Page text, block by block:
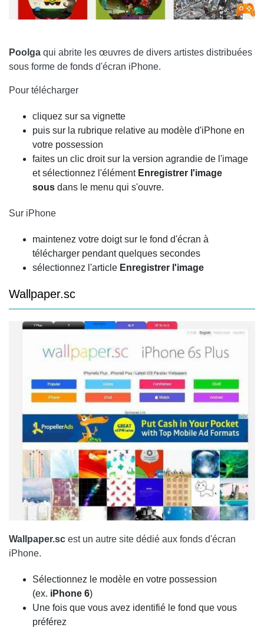
Poolga qui abrite les œuvres de divers artistes distribuées
sous forme de fonds d'écran iPhone.
Pour télécharger
cliquez sur sa vignette
puis sur la rubrique relative au modèle d'iPhone en
votre possession
faites un clic droit sur la version agrandie de l'image
et sélectionnez l'élément Enregistrer l'image
sous dans le menu qui s'ouvre.
Sur iPhone
maintenez votre doigt sur le fond d'écran à
télécharger pendant quelques secondes
sélectionnez l'article Enregistrer l'image
Wallpaper.sc
Wallpaper.sc est un autre site dédié aux fonds d'écran
iPhone.
Sélectionnez le modèle en votre possession
(ex. iPhone 6)
Une fois que vous avez identifié le fond que vous
préférez